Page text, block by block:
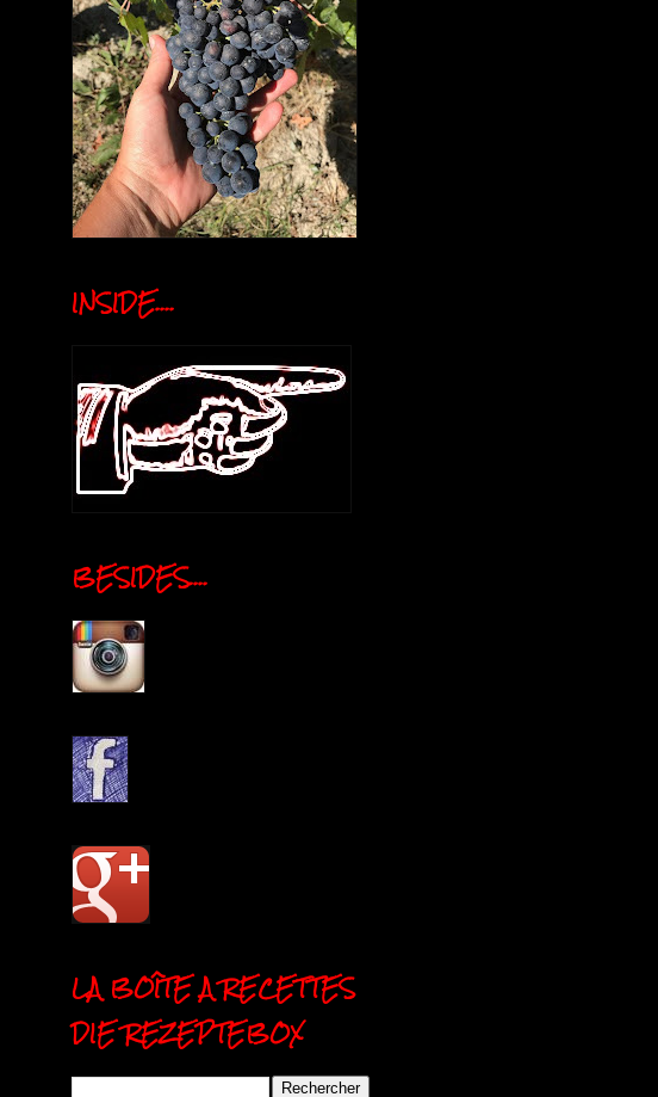
INSIDE....
BESIDES....
LA BOÎTE A RECETTES
DIE REZEPTEBOX